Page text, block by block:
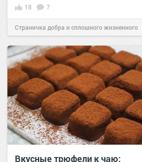
18 7
Страничка добра и сплошного жизненного
позитива!12:0306 авг 2019
Вкусные трюфели к чаю: